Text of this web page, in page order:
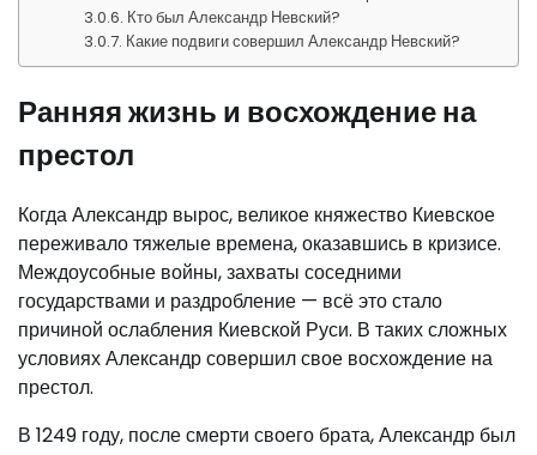
Кто был Александр Невский?
Какие подвиги совершил Александр Невский?
Ранняя жизнь и восхождение на
престол
Когда Александр вырос, великое княжество Киевское
переживало тяжелые времена, оказавшись в кризисе.
Междоусобные войны, захваты соседними
государствами и раздробление — всё это стало
причиной ослабления Киевской Руси. В таких сложных
условиях Александр совершил свое восхождение на
престол.
В 1249 году, после смерти своего брата, Александр был